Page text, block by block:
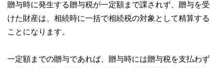
贈与時に発生する贈与税が一定額まで課されず、贈与を受
けた財産は、相続時に一括で相続税の対象として精算する
ことになります。
一定額までの贈与であれば、贈与時には贈与税を支払わず